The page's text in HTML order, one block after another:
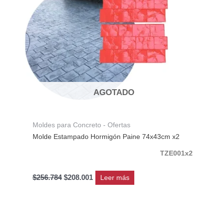
AGOTADO
Moldes para Concreto - Ofertas
Molde Estampado Hormigón Paine 74x43cm x2
TZE001x2
$256.784 $208.001 Leer más